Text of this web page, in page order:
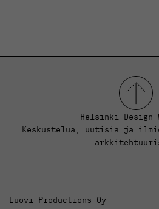
Helsinki Design
Keskustelua, uutisia ja
Luovi Productions Oy